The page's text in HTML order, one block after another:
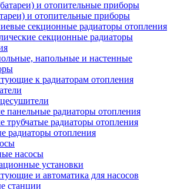
и отопительные приборы
секционные радиаторы отопления
секционные радиаторы
напольные и настенные
к радиаторам отопления
панельные радиаторы отопления
трубчатые радиаторы отопления
радиаторы отопления
насосы
установки
и автоматика для насосов
станции